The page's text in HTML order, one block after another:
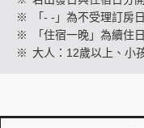
※
「- -」為不受理訂房
※
「住宿一晚」為續住
※ 大人：12歲以上、小